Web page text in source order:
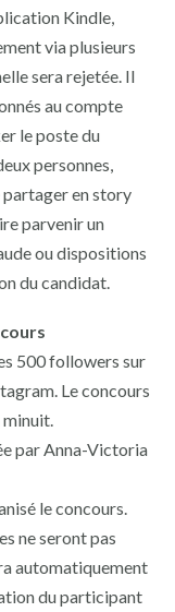
Kindle,
via plusieurs
sera rejetée. Il
au compte
le poste du
personnes,
partager en story
parvenir un
ou dispositions
du candidat.
500 followers sur
Le concours
par Anna-Victoria
le concours.
ne seront pas
automatiquement
du participant